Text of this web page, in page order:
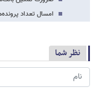
امسال تعداد پرونده‌های
نظر شما